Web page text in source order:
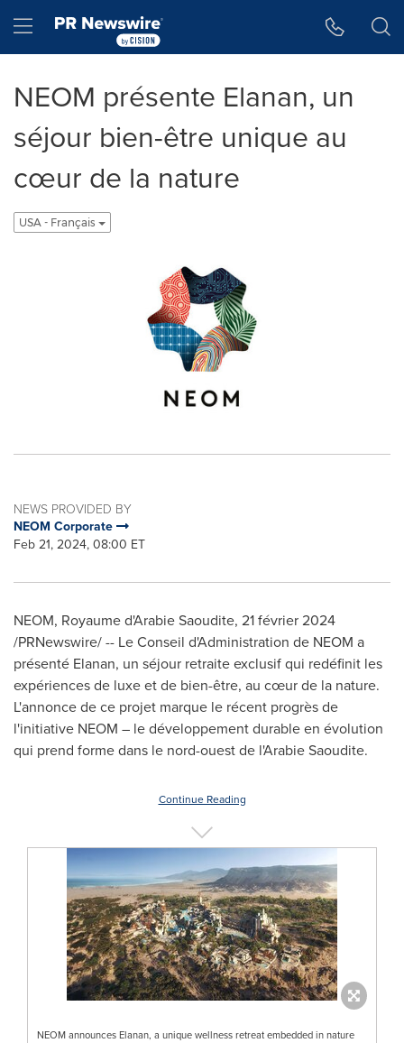
Hamburger menu
NEOM présente Elanan, un
séjour bien-être unique au
cœur de la nature
USA - Français
NEWS PROVIDED BY
NEOM Corporate
Feb 21, 2024, 08:00 ET
NEOM, Royaume d'Arabie Saoudite, 21 février 2024
/PRNewswire/ -- Le Conseil d'Administration de NEOM a
présenté Elanan, un séjour retraite exclusif qui redéfinit les
expériences de luxe et de bien-être, au cœur de la nature.
L'annonce de ce projet marque le récent progrès de
l'initiative NEOM – le développement durable en évolution
qui prend forme dans le nord-ouest de l'Arabie Saoudite.
Continue Reading
NEOM announces Elanan, a unique wellness retreat embedded in nature